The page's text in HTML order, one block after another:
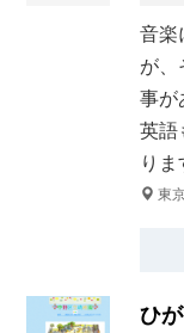
音楽
が
事が
英語
り
東
ひ